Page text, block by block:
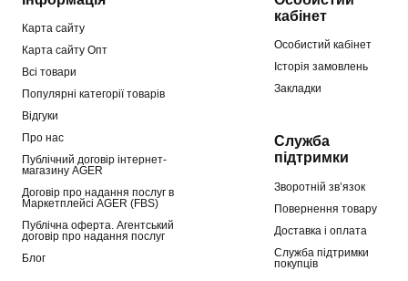
Карта сайту
Карта сайту Опт
Всі товари
Популярні категорії товарів
Відгуки
Про нас
Публічний договір інтернет-
магазину AGER
Договір про надання послуг в
Маркетплейсі AGER (FBS)
Публічна оферта. Агентський
договір про надання послуг
Блог
кабінет
Особистий кабінет
Історія замовлень
Закладки
Служба
підтримки
Зворотній зв’язок
Повернення товару
Доставка і оплата
Служба підтримки
покупців